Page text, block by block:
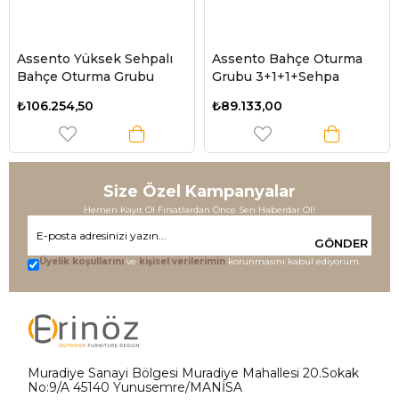
Assento Yüksek Sehpalı
Bahçe Oturma Grubu
₺106.254,50
Assento Bahçe Oturma
Grubu 3+1+1+Sehpa
₺89.133,00
Size Özel Kampanyalar
Hemen Kayıt Ol Fırsatlardan Önce Sen Haberdar Ol!
GÖNDER
Üyelik koşullarını ve kişisel verilerimin korunmasını kabul ediyorum.
Muradiye Sanayi Bölgesi Muradiye Mahallesi 20.Sokak
No:9/A 45140 Yunusemre/MANİSA